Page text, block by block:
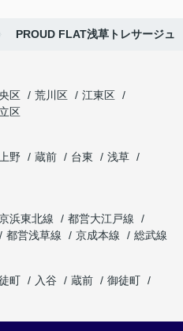
PROUD FLAT浅草トレサージュ
区 荒川区
江東区
区
野 蔵前 台東
浅草
浜東北線
都営大江戸線
都営浅草線 京成本線
総武線
町 入谷 蔵前
御徒町